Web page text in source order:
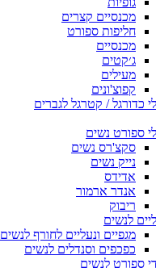
מכנסיים קצרים
חליפות ספורט
מכנסיים
ג׳קטים
מעילים
קפוצ'ונים
כדורגל / קטרגל לגברים
ספורט נשים
סקצ'רס נשים
נייק נשים
אדידס
אנדר ארמור
ריבוק
לנשים
מגפיים ונעליים לחורף לנשים
כפכפים וסנדלים לנשים
ספורט לנשים